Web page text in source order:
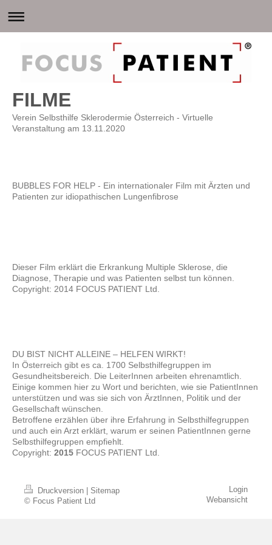
FILME
Verein Selbsthilfe Sklerodermie Österreich - Virtuelle
Veranstaltung am 13.11.2020
BUBBLES FOR HELP - Ein internationaler Film mit Ärzten und
Patienten zur idiopathischen Lungenfibrose
Dieser Film erklärt die Erkrankung Multiple Sklerose, die
Diagnose, Therapie und was Patienten selbst tun können.
Copyright: 2014 FOCUS PATIENT Ltd.
DU BIST NICHT ALLEINE – HELFEN WIRKT!
In Österreich gibt es ca. 1700 Selbsthilfegruppen im
Gesundheitsbereich. Die LeiterInnen arbeiten ehrenamtlich.
Einige kommen hier zu Wort und berichten, wie sie PatientInnen
unterstützen und was sie sich von ÄrztInnen, Politik und der
Gesellschaft wünschen.
Betroffene erzählen über ihre Erfahrung in Selbsthilfegruppen
und auch ein Arzt erklärt, warum er seinen PatientInnen gerne
Selbsthilfegruppen empfiehlt.
Copyright: 2015 FOCUS PATIENT Ltd.
Druckversion
Sitemap
© Focus Patient Ltd
Login
Webansicht